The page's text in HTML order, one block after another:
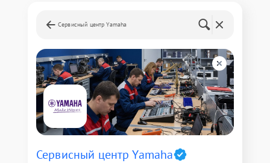
Сервисный центр Yamaha
Сервисный центр Yamaha